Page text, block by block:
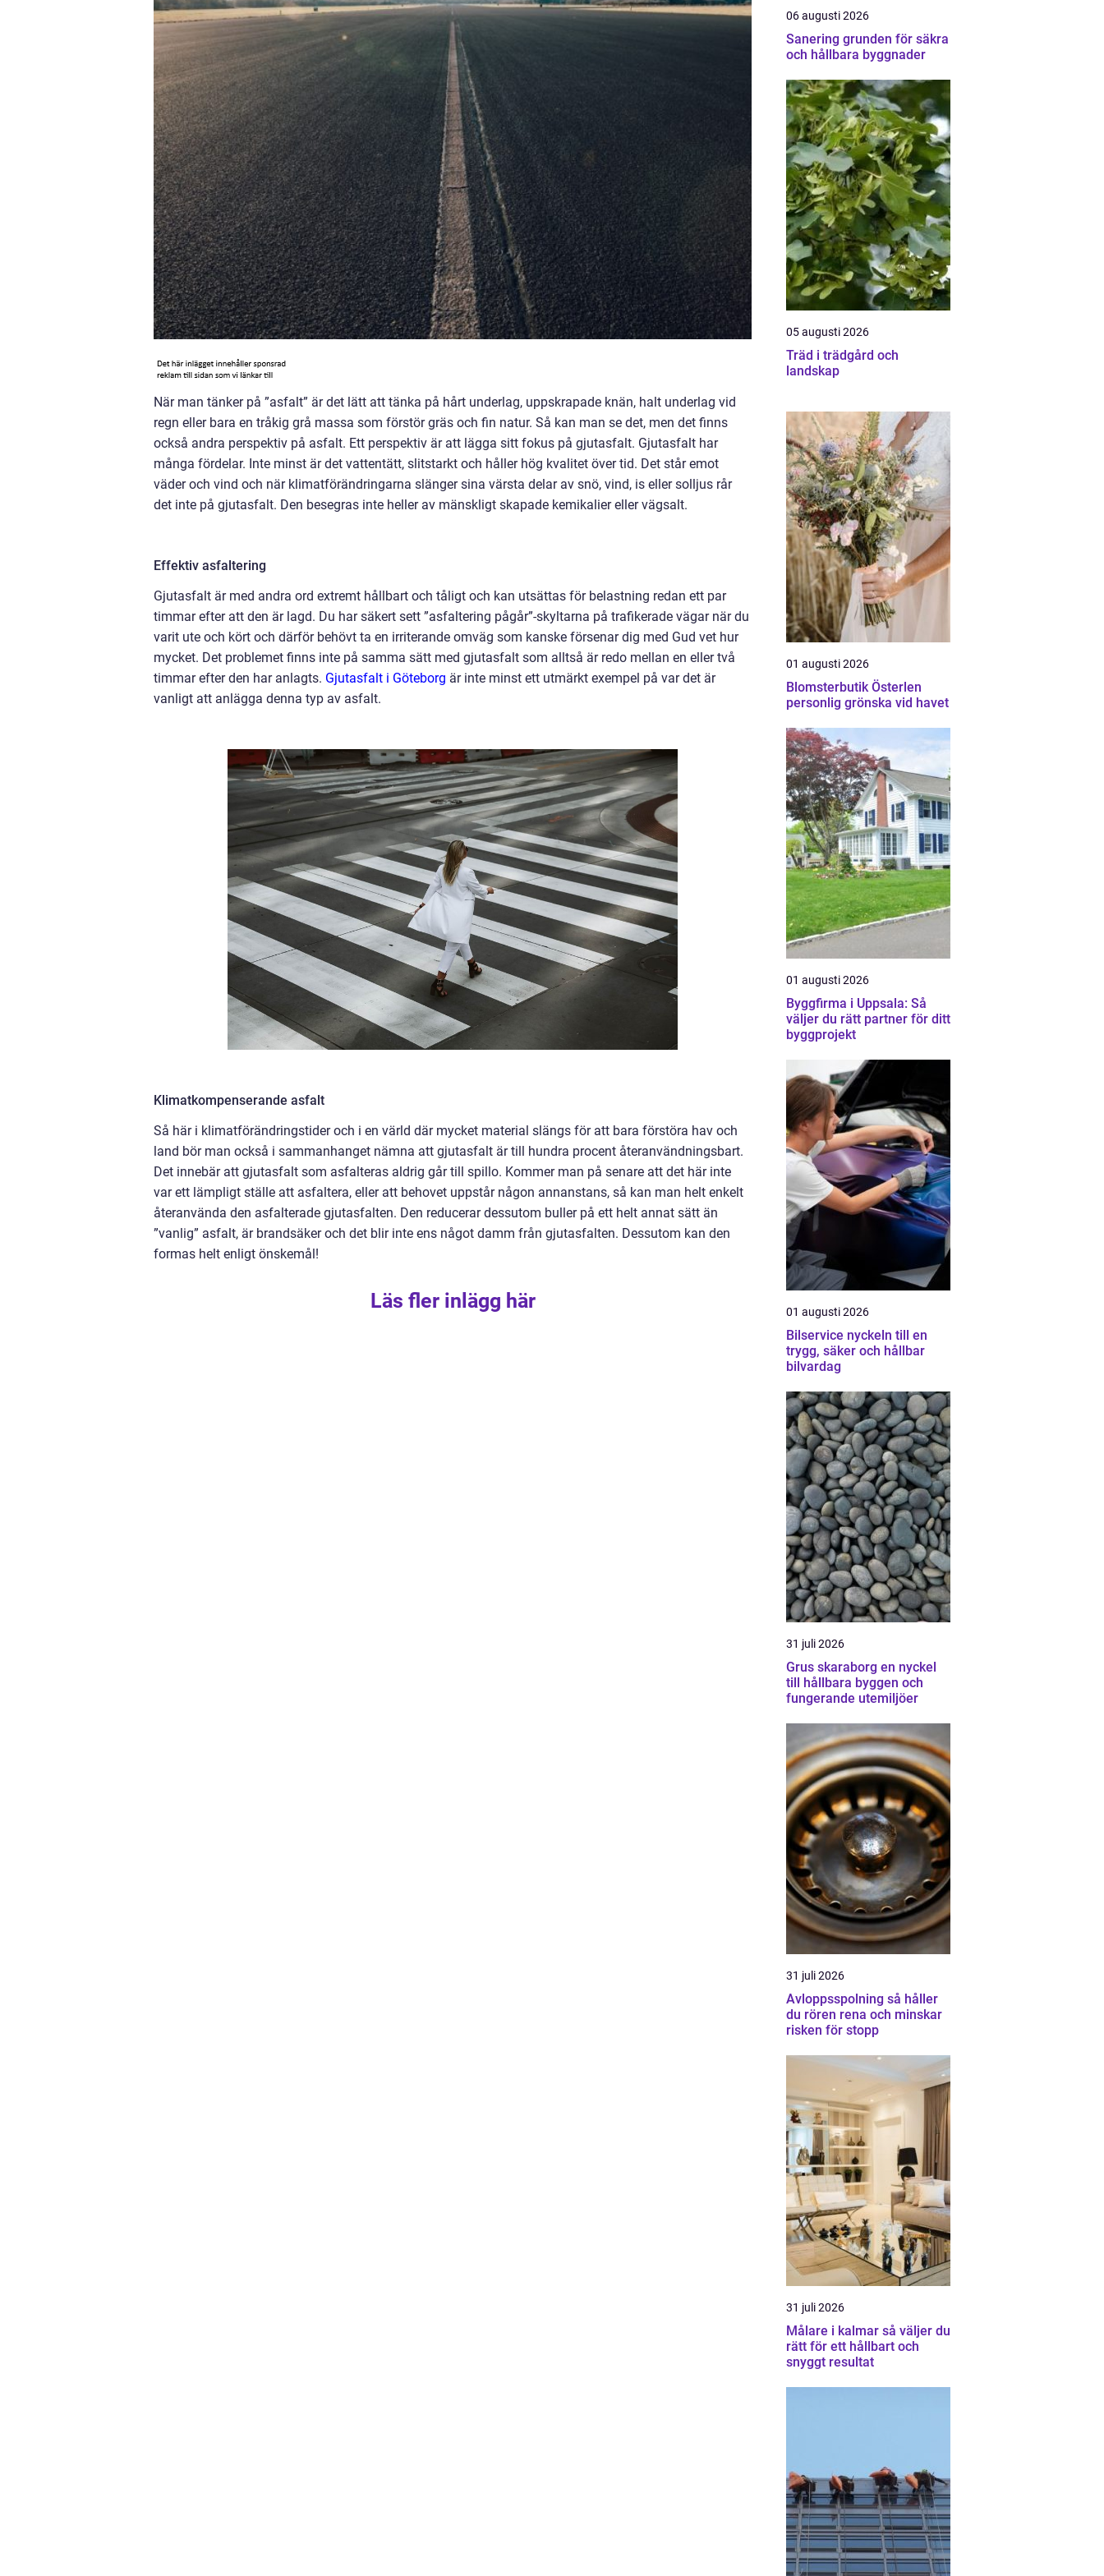
När man tänker på ”asfalt” är det lätt att tänka på hårt underlag, uppskrapade knän, halt underlag vid
regn eller bara en tråkig grå massa som förstör gräs och fin natur. Så kan man se det, men det finns
också andra perspektiv på asfalt. Ett perspektiv är att lägga sitt fokus på gjutasfalt. Gjutasfalt har
många fördelar. Inte minst är det vattentätt, slitstarkt och håller hög kvalitet över tid. Det står emot
väder och vind och när klimatförändringarna slänger sina värsta delar av snö, vind, is eller solljus rår
det inte på gjutasfalt. Den besegras inte heller av mänskligt skapade kemikalier eller vägsalt.
Effektiv asfaltering
Gjutasfalt är med andra ord extremt hållbart och tåligt och kan utsättas för belastning redan ett par
timmar efter att den är lagd. Du har säkert sett ”asfaltering pågår”-skyltarna på trafikerade vägar när du
varit ute och kört och därför behövt ta en irriterande omväg som kanske försenar dig med Gud vet hur
mycket. Det problemet finns inte på samma sätt med gjutasfalt som alltså är redo mellan en eller två
timmar efter den har anlagts. Gjutasfalt i Göteborg är inte minst ett utmärkt exempel på var det är
vanligt att anlägga denna typ av asfalt.
Klimatkompenserande asfalt
Så här i klimatförändringstider och i en värld där mycket material slängs för att bara förstöra hav och
land bör man också i sammanhanget nämna att gjutasfalt är till hundra procent återanvändningsbart.
Det innebär att gjutasfalt som asfalteras aldrig går till spillo. Kommer man på senare att det här inte
var ett lämpligt ställe att asfaltera, eller att behovet uppstår någon annanstans, så kan man helt enkelt
återanvända den asfalterade gjutasfalten. Den reducerar dessutom buller på ett helt annat sätt än
”vanlig” asfalt, är brandsäker och det blir inte ens något damm från gjutasfalten. Dessutom kan den
formas helt enligt önskemål!
Läs fler inlägg här
06 augusti 2026
Sanering grunden för säkra
och hållbara byggnader
05 augusti 2026
Träd i trädgård och
landskap
01 augusti 2026
Blomsterbutik Österlen
personlig grönska vid havet
01 augusti 2026
Byggfirma i Uppsala: Så
väljer du rätt partner för ditt
byggprojekt
01 augusti 2026
Bilservice nyckeln till en
trygg, säker och hållbar
bilvardag
31 juli 2026
Grus skaraborg en nyckel
till hållbara byggen och
fungerande utemiljöer
31 juli 2026
Avloppsspolning så håller
du rören rena och minskar
risken för stopp
31 juli 2026
Målare i kalmar så väljer du
rätt för ett hållbart och
snyggt resultat